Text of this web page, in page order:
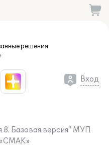
решения
Вход
8. Базовая версия" МУП